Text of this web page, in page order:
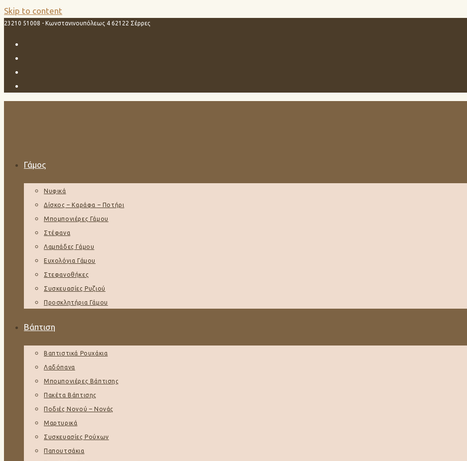
Skip to content
23210 51008 - Κωνστανινουπόλεως 4 62122 Σέρρες
Γάμος
Νυφικά
Δίσκος – Καράφα – Ποτήρι
Μπομπονιέρες Γάμου
Στέφανα
Λαμπάδες Γάμου
Ευχολόγια Γάμου
Στεφανοθήκες
Συσκευασίες Ρυζιού
Προσκλητήρια Γάμου
Βάπτιση
Βαπτιστικά Ρουχάκια
Λαδόπανα
Μπομπονιέρες Βάπτισης
Πακέτα Βάπτισης
Ποδιές Νονού – Νονάς
Μαρτυρικά
Συσκευασίες Ρούχων
Παπουτσάκια